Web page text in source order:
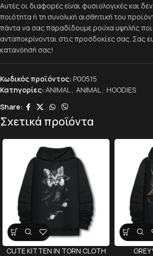
Αυτές οι διαφορές είναι φυσιολογικές και
ποιότητα ή τη συνολική αισθητική του
πάντα να σας παραδίδουμε ρούχα υψηλής
ανταποκρίνονται στις προσδοκίες σας. Σας
κατανόησή σας!
Κωδικός προϊόντος: P00515
Κατηγορίες: ANIMAL ANIMAL
HOODIES
Share:
Σχετικά προϊόντα
CUTE KITTEN IN TORN CLOTH